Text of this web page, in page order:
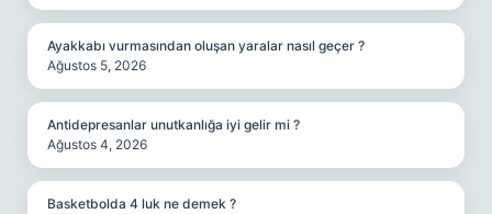
Ayakkabı vurmasından oluşan yaralar nasıl geçer ?
Ağustos 5, 2026
Antidepresanlar unutkanlığa iyi gelir mi ?
Ağustos 4, 2026
Basketbolda 4 luk ne demek ?